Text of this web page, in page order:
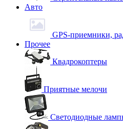
Авто
GPS-приемники,
Прочее
Квадрокоптеры
Приятные мелочи
Светодиодные